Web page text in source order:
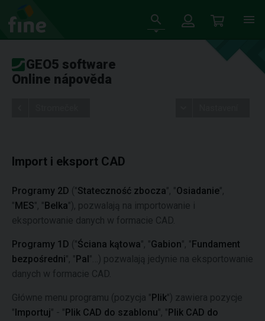
GEO5 software
Online nápověda
Import i eksport CAD
Programy 2D ("Stateczność zbocza", "Osiadanie",
"MES", "Belka"), pozwalają na importowanie i
eksportowanie danych w formacie CAD.
Programy 1D ("Ściana kątowa", "Gabion", "Fundament
bezpośredni", "Pal"…) pozwalają jedynie na eksportowanie
danych w formacie CAD.
Główne menu programu (pozycja "Plik") zawiera pozycje
"Importuj" - "Plik CAD do szablonu", "Plik CAD do